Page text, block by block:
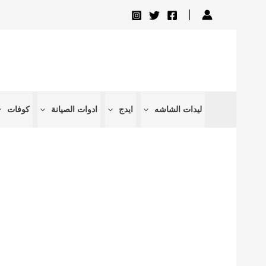
ليدات الشاشه ايدج ادوات الصيانة كوفات